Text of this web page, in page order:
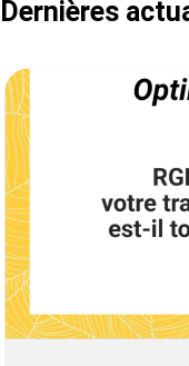
Dernières